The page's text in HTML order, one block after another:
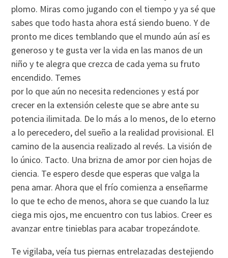
plomo. Miras como jugando con el tiempo y ya sé que
sabes que todo hasta ahora está siendo bueno. Y de
pronto me dices temblando que el mundo aún así­ es
generoso y te gusta ver la vida en las manos de un
niño y te alegra que crezca de cada yema su fruto
encendido. Temes
por lo que aún no necesita redenciones y está por
crecer en la extensión celeste que se abre ante su
potencia ilimitada. De lo más a lo menos, de lo eterno
a lo perecedero, del sueño a la realidad provisional. El
camino de la ausencia realizado al revés. La visión de
lo único. Tacto. Una brizna de amor por cien hojas de
ciencia. Te espero desde que esperas que valga la
pena amar. Ahora que el frí­o comienza a enseñarme
lo que te echo de menos, ahora se que cuando la luz
ciega mis ojos, me encuentro con tus labios. Creer es
avanzar entre tinieblas para acabar tropezándote.
Te vigilaba, veí­a tus piernas entrelazadas destejiendo